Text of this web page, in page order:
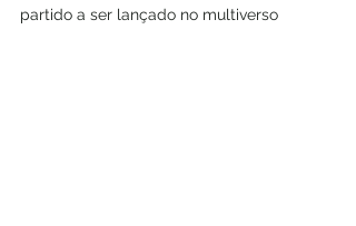
partido a ser lançado no multiverso